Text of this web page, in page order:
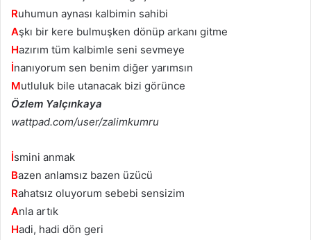
Ruhumun aynası kalbimin sahibi
Aşkı bir kere bulmuşken dönüp arkanı gitme
Hazırım tüm kalbimle seni sevmeye
İnanıyorum sen benim diğer yarımsın
Mutluluk bile utanacak bizi görünce
Özlem Yalçınkaya
wattpad.com/user/zalimkumru
İsmini anmak
Bazen anlamsız bazen üzücü
Rahatsız oluyorum sebebi sensizim
Anla artık
Hadi, hadi dön geri